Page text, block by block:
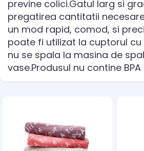
previne colici.Gatul larg si
pregatirea cantitatii
un mod rapid, comod, si
poate fi utilizat la cuptorul
nu se spala la masina de
vase.Produsul nu contine BPA